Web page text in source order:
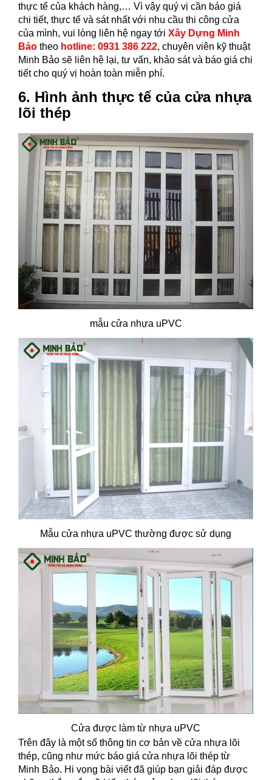
thực tế của khách hàng,… Vì vậy quý vị cần báo giá
chi tiết, thực tế và sát nhất với nhu cầu thi công cửa
của mình, vui lòng liên hệ ngay tới Xây Dựng Minh
Bảo theo hotline: 0931 386 222, chuyên viên kỹ thuật
Minh Bảo sẽ liên hệ lại, tư vấn, khảo sát và báo giá chi
tiết cho quý vị hoàn toàn miễn phí.
6. Hình ảnh thực tế của cửa nhựa
lõi thép
mẫu cửa nhựa uPVC
Mẫu cửa nhựa uPVC thường được sử dụng
Cửa được làm từ nhựa uPVC
Trên đây là một số thông tin cơ bản về cửa nhựa lõi
thép, cũng như mức báo giá cửa nhựa lõi thép từ
Minh Bảo. Hi vọng bài viết đã giúp bạn giải đáp được